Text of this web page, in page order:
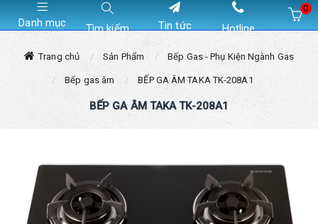
Danh mục Tìm kiếm Tin tức Hotline
0
Trang chủ Sản Phẩm Bếp Gas - Phụ Kiện Ngành Gas
Bếp gas âm BẾP GA ÂM TAKA TK-208A1
BẾP GA ÂM TAKA TK-208A1